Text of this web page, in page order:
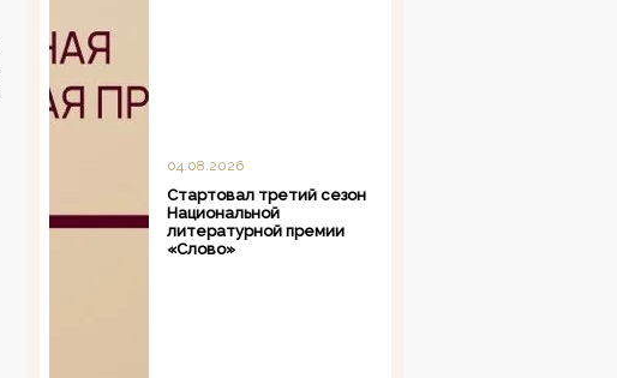
04.08.2026
Стартовал третий сезон
Национальной
литературной премии
«Слово»